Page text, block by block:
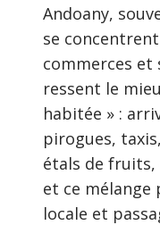
Andoany,
se
commerces et
ressent le
habitée » :
pirogues,
étals de fruits,
et ce mélange
locale et